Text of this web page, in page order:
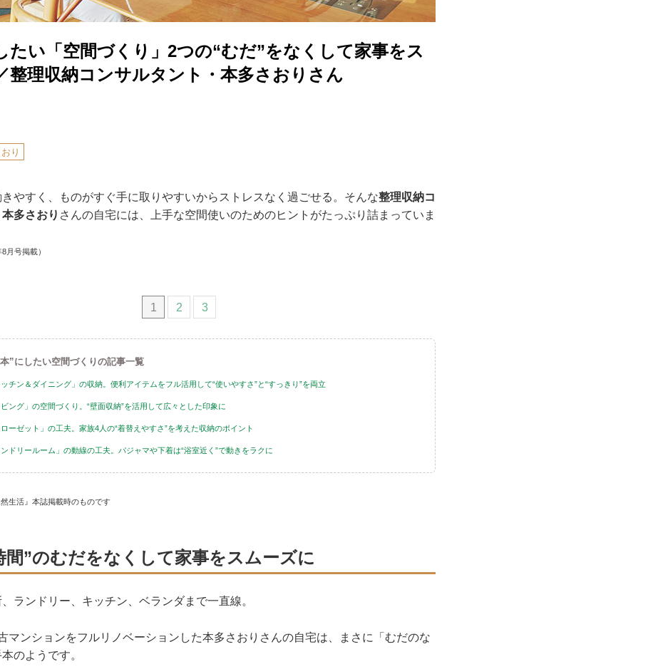
たい「空間づくり」2つの“むだ”をなくして家事をス
整理収納コンサルタント・本多さおりさん
り
やすく、ものがすぐ手に取りやすいからストレスなく過ごせる。そんな整理収納コ
多さおり さんの自宅には、上手な空間使いのためのヒントがたっぷり詰まっていま
月号掲載）
1 2 3
”にしたい空間づくりの記事一覧
チン＆ダイニング」の収納。便利アイテムをフル活用して“使いやすさ”と“すっきり”を両立
ング」の空間づくり。“壁面収納”を活用して広々とした印象に
ーゼット」の工夫。家族4人の“着替えやすさ”を考えた収納のポイント
ドリールーム」の動線の工夫。パジャマや下着は“浴室近く”で動きをラクに
生活』本誌掲載時のものです
間”のむだをなくして家事をスムーズに
ランドリー、キッチン、ベランダまで一直線。
マンションをフルリノベーションした本多さおりさんの自宅は、まさに「むだのな
のようです。